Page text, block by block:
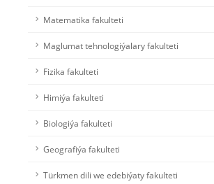
Matematika fakulteti
Maglumat tehnologiýalary fakulteti
Fizika fakulteti
Himiýa fakulteti
Biologiýa fakulteti
Geografiýa fakulteti
Türkmen dili we edebiýaty fakulteti